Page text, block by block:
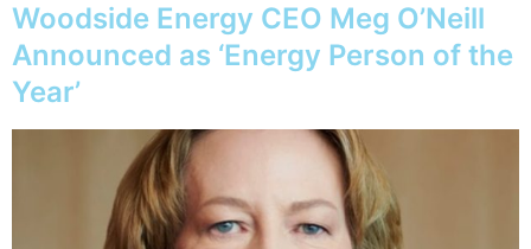
Woodside Energy CEO Meg O’Neill
Announced as ‘Energy Person of the
Year’